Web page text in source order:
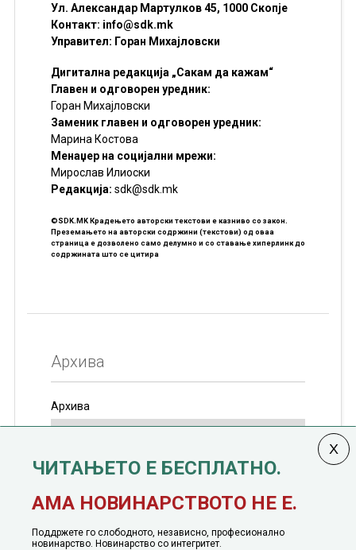
Ул. Александар Мартулков 45, 1000 Скопје
Контакт: info@sdk.mk
Управител: Горан Михајловски
Дигитална редакција „Сакам да кажам“
Главен и одговорен уредник:
Горан Михајловски
Заменик главен и одговорен уредник:
Марина Костова
Менаџер на социјални мрежи:
Мирослав Илиоски
Редакцијa: sdk@sdk.mk
©SDK.MK Крадењето авторски текстови е казниво со закон.
Преземањето на авторски содржини (текстови) од оваа
страница е дозволено само делумно и со ставање хиперлинк до
содржината што се цитира
Архива
Архива
јануари, 1991 година
ЧИТАЊЕТО Е БЕСПЛАТНО.
АМА НОВИНАРСТВОТО НЕ Е.
Поддржете го слободното, независно, професионално
новинарство. Новинарство со интегритет.